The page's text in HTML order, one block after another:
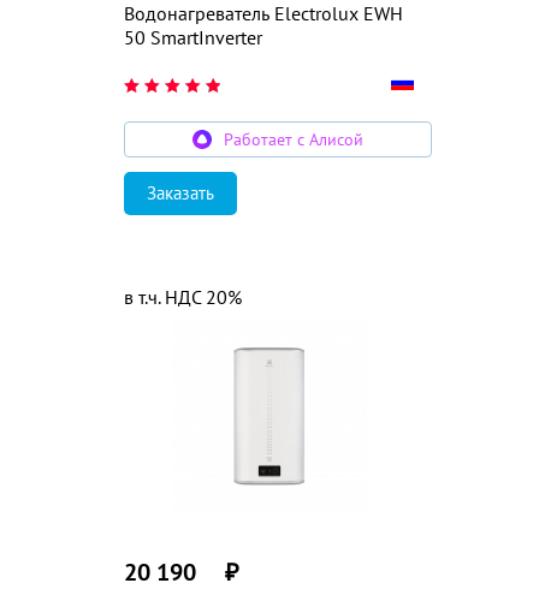
Водонагреватель Electrolux EWH
50 SmartInverter
Работает с Алисой
Заказать
20 190 ₽
в т.ч. НДС 20%